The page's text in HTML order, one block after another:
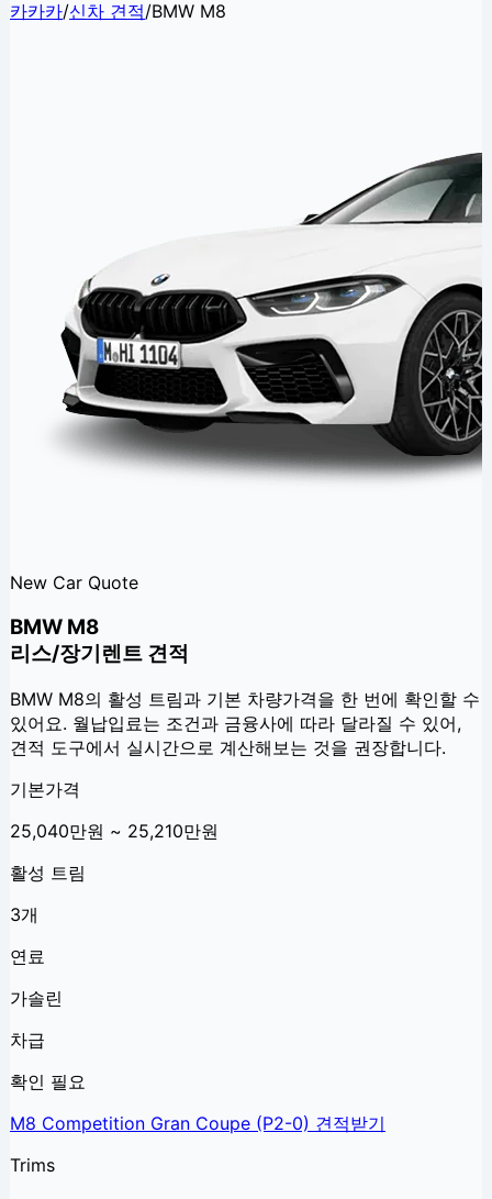
카카카/신차 견적/BMW M8
New Car Quote
BMW M8
리스/장기렌트 견적
BMW M8의 활성 트림과 기본 차량가격을 한 번에 확인할 수
있어요. 월납입료는 조건과 금융사에 따라 달라질 수 있어,
견적 도구에서 실시간으로 계산해보는 것을 권장합니다.
기본가격
25,040만원 ~ 25,210만원
활성 트림
3개
연료
가솔린
차급
확인 필요
M8 Competition Gran Coupe (P2-0) 견적받기
Trims